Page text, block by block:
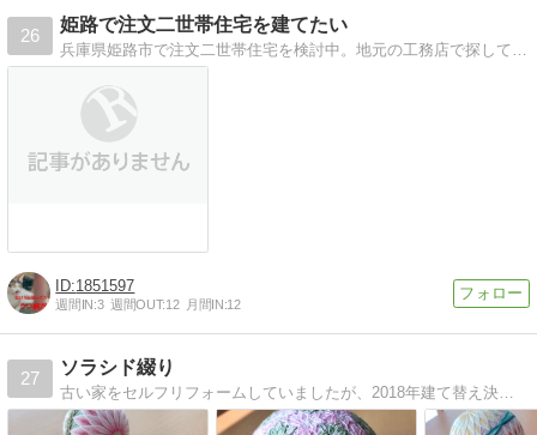
26
姫路で注文二世帯住宅を建てたい
兵庫県姫路市で注文二世帯住宅を検討中。地元の工務店で探している。そのきっかけから建てたあとのことまで(？)
1851597
週間IN:3 週間OUT:12 月間IN:12
27
ソラシド綴り
古い家をセルフリフォームしていましたが、2018年建て替え決定。家づくりと我が家の日記。グリーンや手仕事も好き。二児＆柴犬&日本猫の母です。